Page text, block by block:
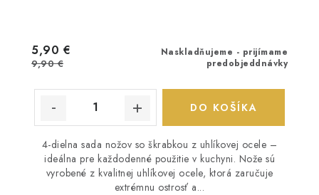
Naskladňujeme - prijímame
predobjeddnávky
5,90 €
9,90 €
DO KOŠÍKA
4-dielna sada nožov so škrabkou z uhlíkovej ocele –
ideálna pre každodenné použitie v kuchyni. Nože sú
vyrobené z kvalitnej uhlíkovej ocele, ktorá zaručuje
extrémnu ostrosť a...